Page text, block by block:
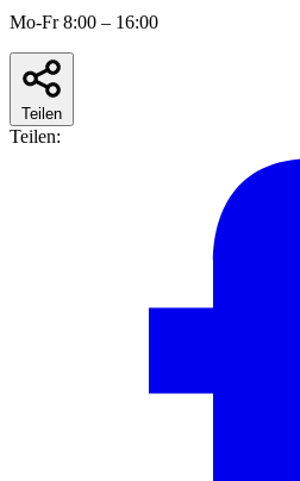
Mo-Fr 8:00 – 16:00
Teilen
Teilen: